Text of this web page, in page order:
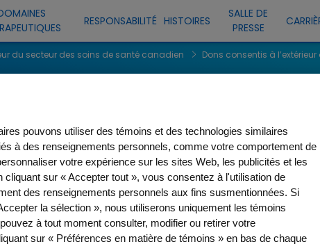
RESPONSABILITÉ HISTOIRES
SALLE DE
PRESSE
du secteur des soins de santé canadien Dons consentis à
à l’extérieur
canadien
pouvons utiliser des témoins et des technologies similaires
à des renseignements personnels, comme votre comportement de
votre expérience sur les sites Web, les publicités et les
cliquant sur « Accepter tout », vous consentez à l'utilisation de
des renseignements personnels aux fins susmentionnées. Si
la sélection », nous utiliserons uniquement les témoins
à tout moment consulter, modifier ou retirer votre
sur « Préférences en matière de témoins » en bas de chaque